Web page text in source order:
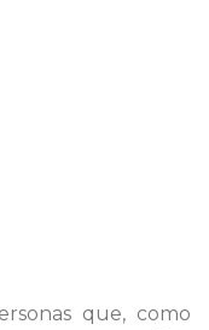
que, como